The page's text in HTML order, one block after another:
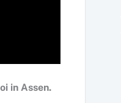
in Assen.